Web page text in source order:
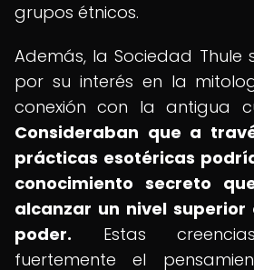
grupos étnicos.
Además, la Sociedad Thule
por su interés en la
conexión con la antigua
Consideraban que a
prácticas esotéricas
conocimiento secreto
alcanzar un nivel superior
poder. Estas
fuertemente el